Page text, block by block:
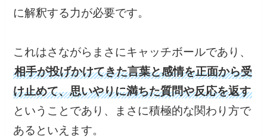
に解釈する力が必要です。
これはさながらまさにキャッチボールであり、
相手が投げかけてきた言葉と感情を正面から受
け止めて、思いやりに満ちた質問や反応を返す
ということであり、まさに積極的な関わり方で
あるといえます。